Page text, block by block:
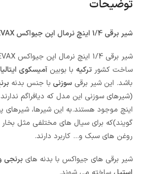
توضیحات
شیر برقی 1/4 اینچ نرمال اپن جیواکس GEVAX سری 1901KB
ساخت کشور ترکیه با بوبین آمیسکوی
باشد. این شیر برقی سوزنی با جنس بدنه
اینچ موجود هستند.به این شیرها،
گویند)که برای سیال های مختلفی مثل بخار
روغن های سبک و… کاربرد دارند.
شیر برقی های جیواکس با بدنه های برنجی